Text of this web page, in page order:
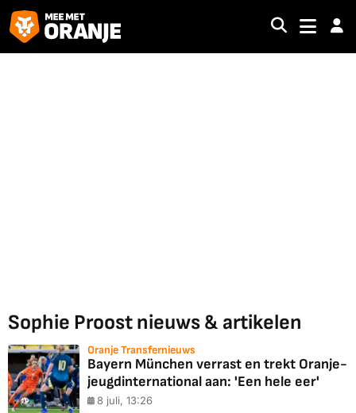
Sophie Proost nieuws & artikelen
Oranje Transfernieuws
Bayern München verrast en trekt Oranje-
jeugdinternational aan: 'Een hele eer'
8 juli, 13:26